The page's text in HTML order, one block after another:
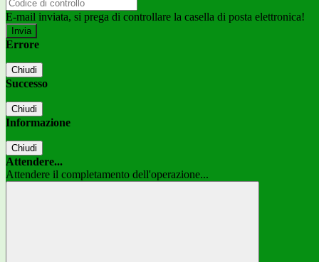
E-mail inviata, si prega di controllare la casella di posta elettronica!
Errore
Chiudi
Successo
Chiudi
Informazione
Chiudi
Attendere...
Attendere il completamento dell'operazione...